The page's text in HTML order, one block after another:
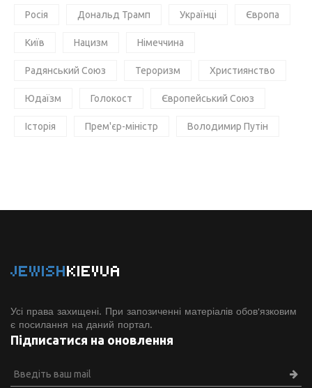
Росія Дональд Трамп Українці Європа
Київ Нацизм Німеччина
Радянський Союз Тероризм Християнство
Юдаїзм Голокост Європейський Союз
Історія Прем'єр-міністр Володимир Путін
JEWISHKIEVUA
Усі права захищені. При запозиченні матеріалів обов'язковим
є посилання на даний портал.
Підписатися на оновлення